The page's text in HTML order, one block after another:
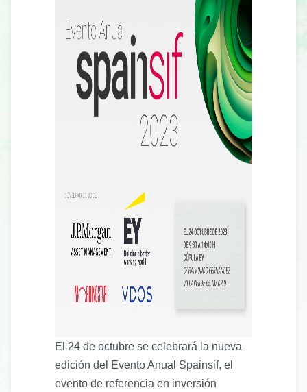
El 24 de octubre se celebrará la nueva
edición del Evento Anual Spainsif, el
evento de referencia en inversión